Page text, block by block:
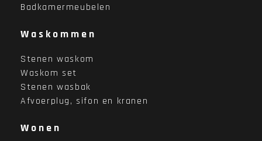
Badkamermeubelen
Waskommen
Stenen waskom
Waskom set
Stenen wasbak
Afvoerplug, sifon en kranen
Wonen